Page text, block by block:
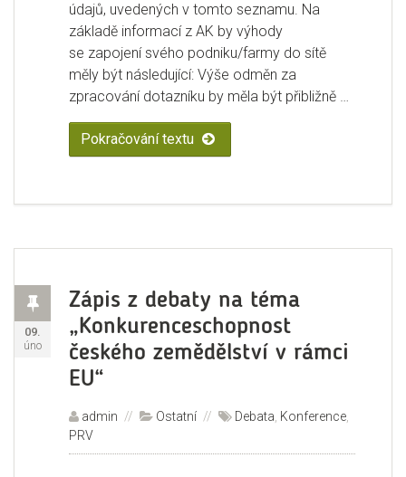
údajů, uvedených v tomto seznamu. Na
základě informací z AK by výhody
se zapojení svého podniku/farmy do sítě
měly být následující: Výše odměn za
zpracování dotazníku by měla být přibližně …
Pokračování textu „Přihlášení podniků do šetření
Zápis z debaty na téma
„Konkurenceschopnost
českého zemědělství v rámci
EU“
Příspěvek
Publikováno:
09.
úno
Autor:
admin Rubriky:
Ostatní Štítky:
Debata Konference
PRV